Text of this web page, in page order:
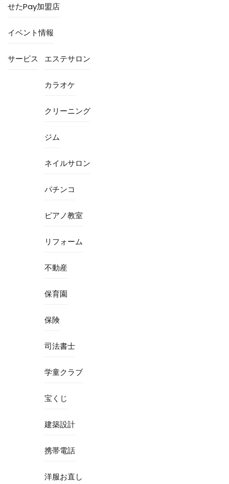
せたPay加盟店
イベント情報
サービス エステサロン
カラオケ
クリーニング
ジム
ネイルサロン
パチンコ
ピアノ教室
リフォーム
不動産
保育園
保険
司法書士
学童クラブ
宝くじ
建築設計
携帯電話
洋服お直し